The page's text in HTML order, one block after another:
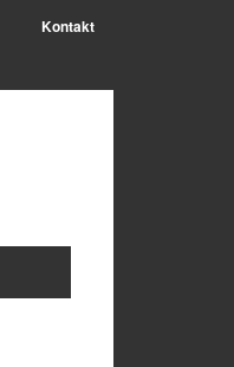
Kontakt